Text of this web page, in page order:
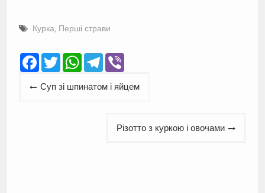
Курка, Перші страви
Facebook
TwitterWhatsApp
Telegram
Viber
Навігація
Суп зі шпинатом і яйцем
Різотто з куркою і овочами